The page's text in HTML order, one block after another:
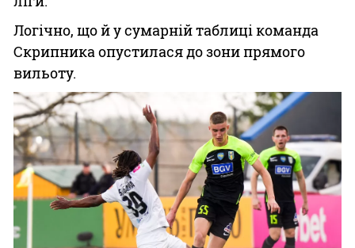
Логічно, що й у сумарній таблиці команда
Скрипника опустилася до зони прямого
вильоту.